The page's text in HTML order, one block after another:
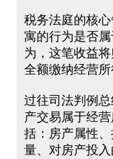
税务法庭的核
寓的行为是否
为，这笔收益
全额缴纳经营所
过往司法判例
产交易属于经
括：房产属性
量、对房产投